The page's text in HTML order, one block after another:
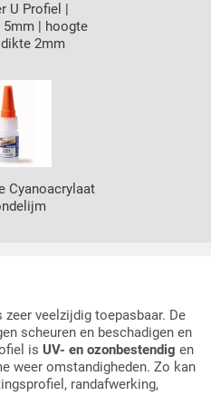
U Profiel |
5mm | hoogte
2mm
Cyanoacrylaat
zeer veelzijdig toepasbaar. De
scheuren en beschadigen en
is UV- en ozonbestendig en
weer omstandigheden. Zo kan
randafwerking,